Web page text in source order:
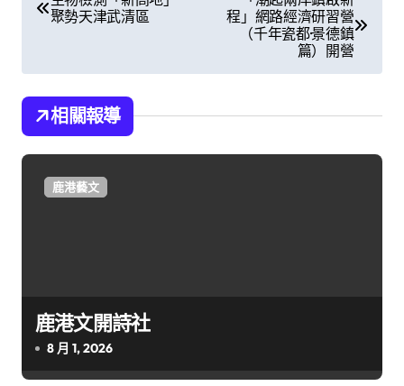
導
覽
聚勢天津武清區
程」網路經濟研習營
（千年瓷都·景德鎮
篇）開營
相關報導
鹿港藝文
鹿港文開詩社
8 月 1, 2026